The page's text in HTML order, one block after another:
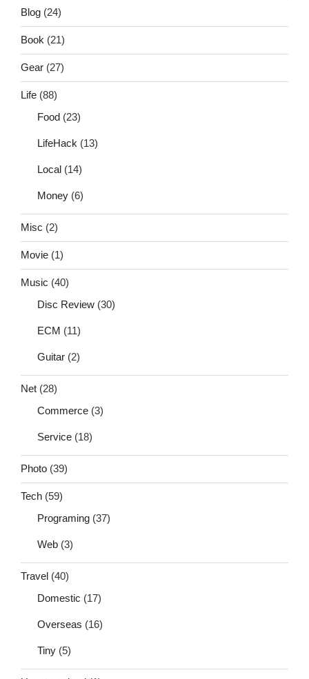
Blog (24)
Book (21)
Gear (27)
Life (88)
Food (23)
LifeHack (13)
Local (14)
Money (6)
Misc (2)
Movie (1)
Music (40)
Disc Review (30)
ECM (11)
Guitar (2)
Net (28)
Commerce (3)
Service (18)
Photo (39)
Tech (59)
Programing (37)
Web (3)
Travel (40)
Domestic (17)
Overseas (16)
Tiny (5)